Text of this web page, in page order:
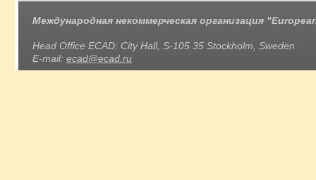
Международная некоммерческая организация
Head Office ECAD: City Hall, S-105 35 Stockholm, Sweden
E-mail: ecad@ecad.ru